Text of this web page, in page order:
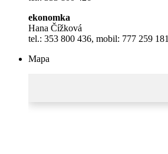
ekonomka
Hana Čížková
tel.: 353 800 436, mobil: 777 259 181
Mapa